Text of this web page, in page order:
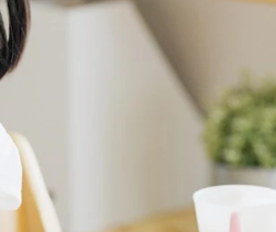
Bernutrisi
Club